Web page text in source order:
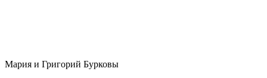
Мария и Григорий Бурковы